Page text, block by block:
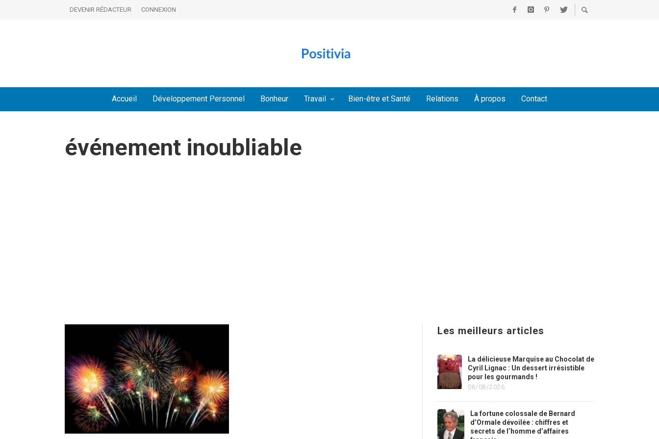
DEVENIR RÉDACTEUR CONNEXION
Accueil Développement Personnel Bonheur Travail Bien-être et Santé Relations À propos Contact
événement inoubliable
Les meilleurs articles
La délicieuse Marquise au Chocolat de
Cyril Lignac : Un dessert irrésistible
pour les gourmands !
06/08/2026
La fortune colossale de Bernard
d’Ormale dévoilée : chiffres et
secrets de l’homme d’affaires